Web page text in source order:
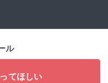
ル
てほしい